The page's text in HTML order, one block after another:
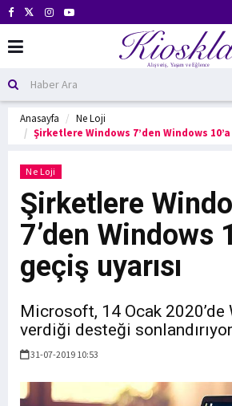
Anasayfa
Ne Loji
Şirketlere Windows 7’den Windows 10’a
Ne Loji
Şirketlere
7’den Windows
geçiş uyarısı
Microsoft, 14 Ocak 2020’de
verdiği desteği
31-07-2019 10:53